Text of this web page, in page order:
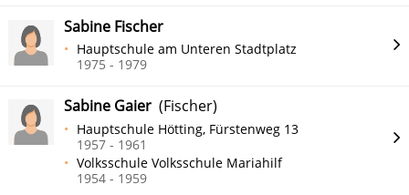
Sabine Fischer
Hauptschule am Unteren Stadtplatz
1975 - 1979
Sabine Gaier (Fischer)
Hauptschule Hötting, Fürstenweg 13
1957 - 1961
Volksschule Volksschule Mariahilf
1954 - 1959